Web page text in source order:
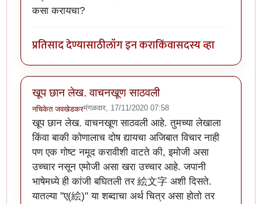
कसा करायचा?
प्रतिसाद देण्यासाठीलॉग इन कराकिंवासदस्य व्हा
खूप छान लेख. वाचनखूण साठवली
नचिकेत जवखेडकरमंगळवार, 17/11/2020 07:58
खूप छान लेख. वाचनखूण साठवली आहे. तुमच्या लेखाला
किंवा बाकी कोणालाच दोष द्यायचा अजिबात विचार नाही
पण एक गोष्ट नमूद करावीशी वाटते की, इमोजी असा
उच्चार नसून एमोजी असा खरा उच्चार आहे. जपानी
भाषेमध्ये ही कांजी बघितली तर 絵文字 अशी दिसते.
यातल्या "ए(絵)" या शब्दाचा अर्थ चित्र असा होतो तर